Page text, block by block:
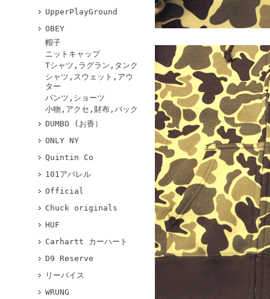
UpperPlayGround
OBEY
帽子
ニットキャップ
Tシャツ,ラグラン,タンク
シャツ,スウェット,アウ
ター
パンツ,ショーツ
小物,アクセ,財布,バック
DUMBO (お香）
ONLY NY
Quintin Co
101アパレル
Official
Chuck originals
HUF
Carhartt カーハート
D9 Reserve
リーバイス
WRUNG